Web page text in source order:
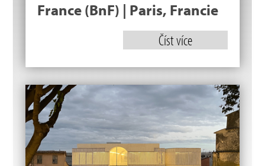
France (BnF) | Paris, Francie
Číst více